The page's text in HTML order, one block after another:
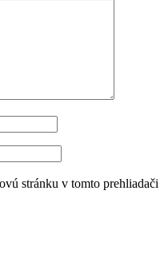
stránku v tomto prehliadači